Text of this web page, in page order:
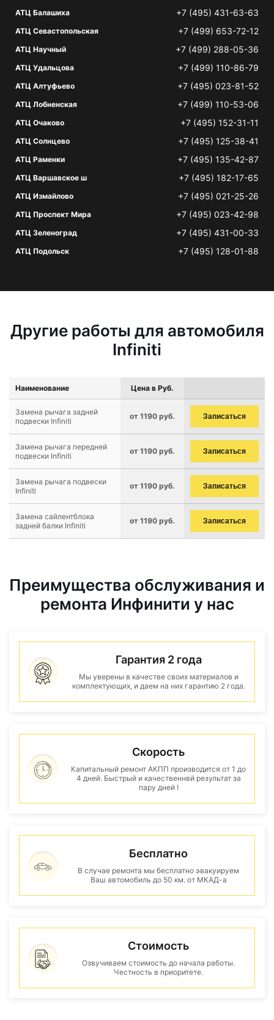
АТЦ Балашиха +7 (495) 431-63-63
АТЦ Севастопольская +7 (499) 653-72-12
АТЦ Научный +7 (499) 288-05-36
АТЦ Удальцова +7 (499) 110-86-79
АТЦ Алтуфьево +7 (495) 023-81-52
АТЦ Лобненская +7 (499) 110-53-06
АТЦ Очаково +7 (495) 152-31-11
АТЦ Солнцево +7 (495) 125-38-41
АТЦ Раменки +7 (495) 135-42-87
АТЦ Варшавское ш +7 (495) 182-17-65
АТЦ Измайлово +7 (495) 021-25-26
АТЦ Проспект Мира +7 (495) 023-42-98
АТЦ Зеленоград +7 (495) 431-00-33
АТЦ Подольск +7 (495) 128-01-88
Другие работы для автомобиля
Infiniti
Наименование Цена в Руб.
Замена рычага задней
подвески Infiniti
от 1190 руб. Записаться
Замена рычага передней
подвески Infiniti
от 1190 руб. Записаться
Замена рычага подвески
Infiniti
от 1190 руб. Записаться
Замена сайлентблока
задней балки Infiniti
от 1190 руб. Записаться
Преимущества обслуживания и
ремонта Инфинити у нас
Гарантия 2 года
Мы уверены в качестве своих материалов и
комплектующих, и даем на них гарантию 2 года.
Скорость
Капитальный ремонт АКПП производится от 1 до
4 дней. Быстрый и качественнвй результат за
пару дней !
Бесплатно
В случае ремонта мы бесплатно эвакуируем
Ваш автомобиль до 50 км. от МКАД-а
Стоимость
Озвучиваем стоимость до начала работы.
Честность в приоритете.